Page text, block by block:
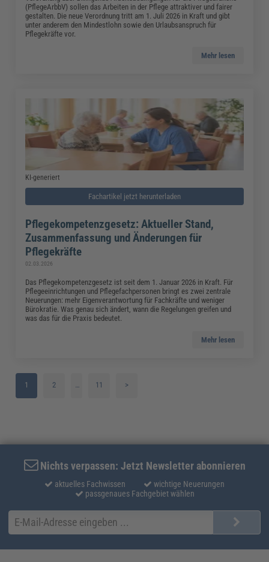
(PflegeArbbV) sollen das Arbeiten in der Pflege attraktiver und fairer
gestalten. Die neue Verordnung tritt am 1. Juli 2026 in Kraft und gibt
unter anderem den Mindestlohn sowie den Urlaubsanspruch für
Pflegekräfte vor.
Mehr lesen
KI-generiert
Fachartikel jetzt herunterladen
Pflegekompetenzgesetz: Aktueller Stand,
Zusammenfassung und Änderungen für
Pflegekräfte
02.03.2026
Das Pflegekompetenzgesetz ist seit dem 1. Januar 2026 in Kraft. Für
Pflegeeinrichtungen und Pflegefachpersonen bringt es zwei zentrale
Neuerungen: mehr Eigenverantwortung für Fachkräfte und weniger
Bürokratie. Was genau sich ändert, wann die Regelungen greifen und
was das für die Praxis bedeutet.
Mehr lesen
1 2 … 11 >
Nichts verpassen: Jetzt Newsletter abonnieren
aktuelles Fachwissen
wichtige Neuerungen
passgenaues Fachgebiet wählen